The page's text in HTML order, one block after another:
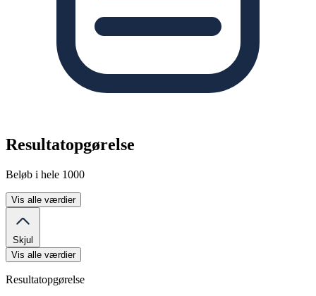
Resultatopgørelse
Beløb i hele 1000
Vis alle værdier
Skjul
Vis alle værdier
Resultatopgørelse